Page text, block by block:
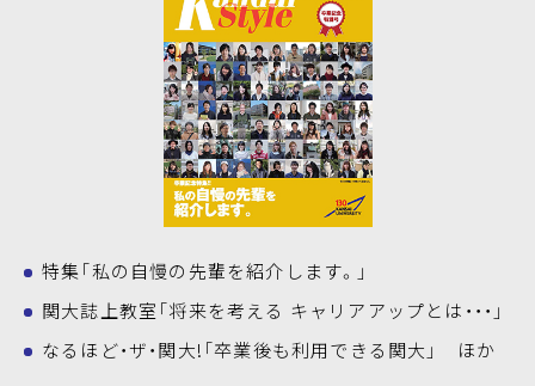
特集「私の自慢の先輩を紹介します。」
関大誌上教室「将来を考える キャリアアップとは・・・」
なるほど・ザ・関大!「卒業後も利用できる関大」 ほか